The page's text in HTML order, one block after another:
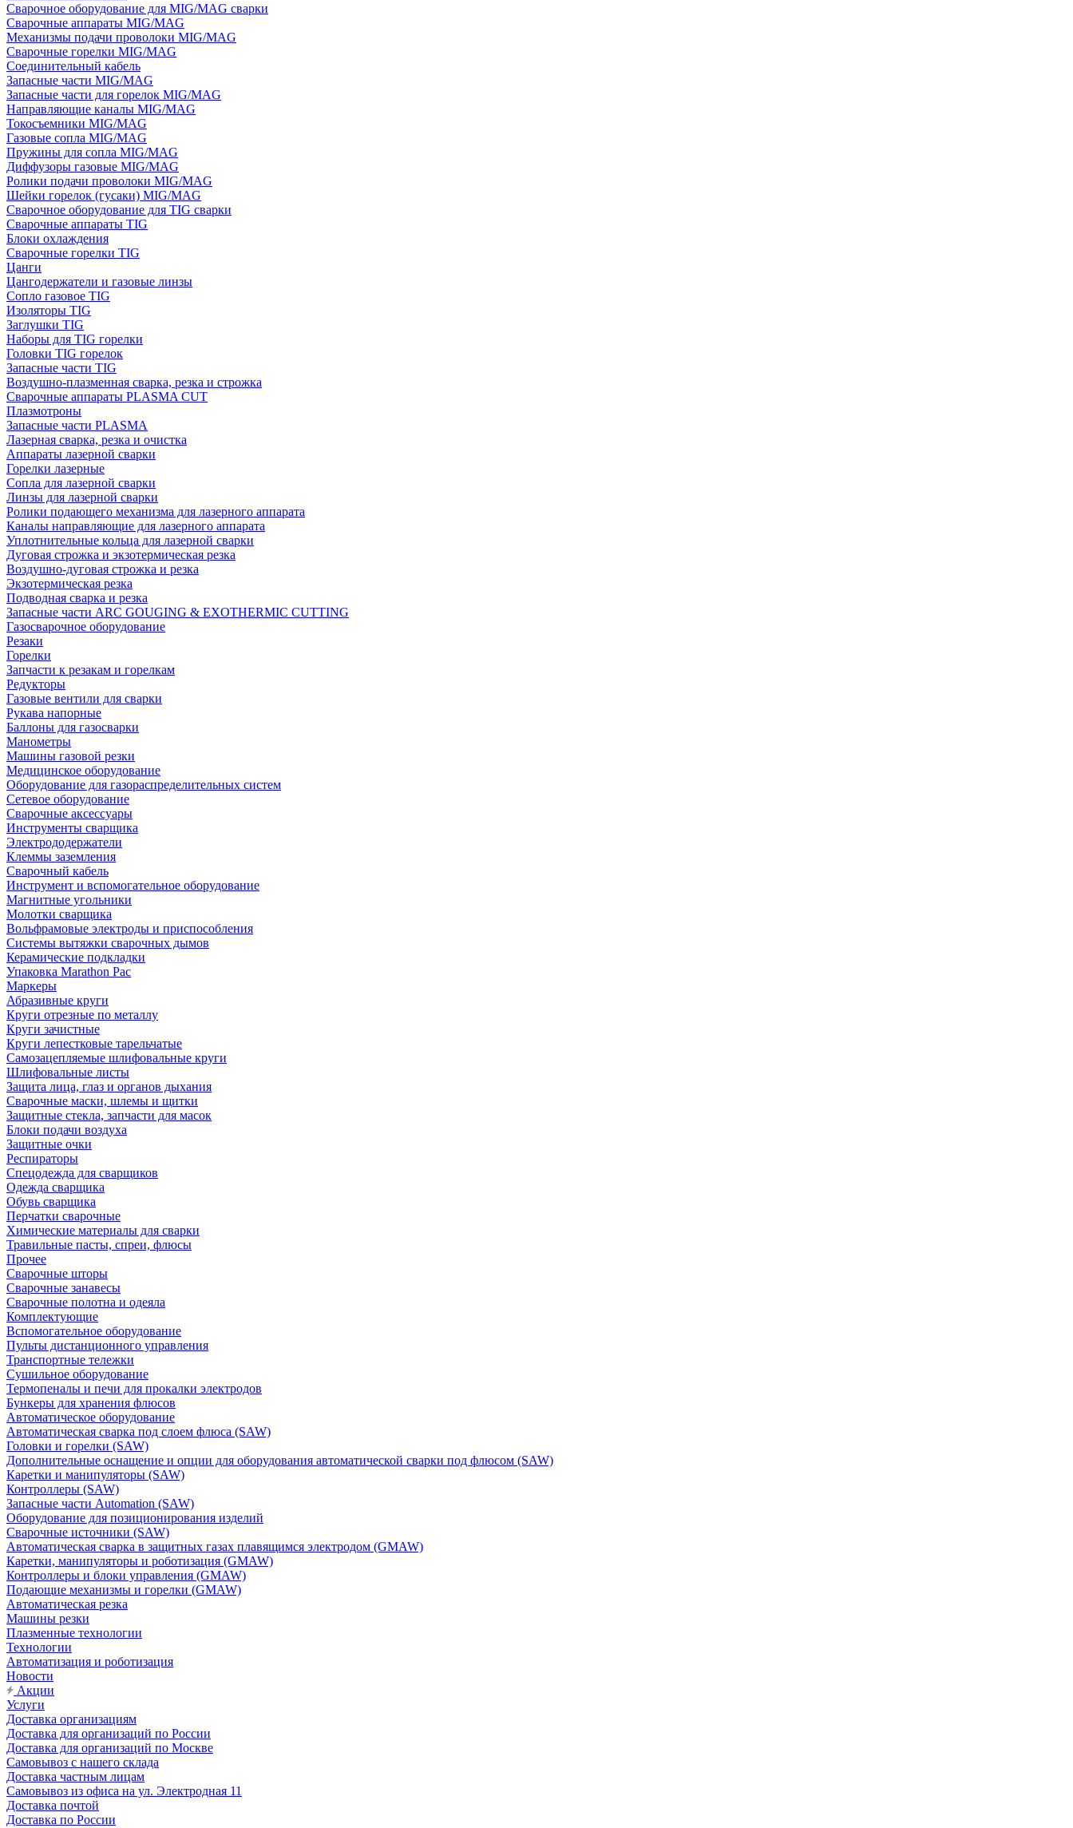
Сварочное оборудование для MIG/MAG сварки
Сварочные аппараты MIG/MAG
Механизмы подачи проволоки MIG/MAG
Сварочные горелки MIG/MAG
Соединительный кабель
Запасные части MIG/MAG
Запасные части для горелок MIG/MAG
Направляющие каналы MIG/MAG
Токосъемники MIG/MAG
Газовые сопла MIG/MAG
Пружины для сопла MIG/MAG
Диффузоры газовые MIG/MAG
Ролики подачи проволоки MIG/MAG
Шейки горелок (гусаки) MIG/MAG
Сварочное оборудование для TIG сварки
Сварочные аппараты TIG
Блоки охлаждения
Сварочные горелки TIG
Цанги
Цангодержатели и газовые линзы
Сопло газовое TIG
Изоляторы TIG
Заглушки TIG
Наборы для TIG горелки
Головки TIG горелок
Запасные части TIG
Воздушно-плазменная сварка, резка и строжка
Сварочные аппараты PLASMA CUT
Плазмотроны
Запасные части PLASMA
Лазерная сварка, резка и очистка
Аппараты лазерной сварки
Горелки лазерные
Сопла для лазерной сварки
Линзы для лазерной сварки
Ролики подающего механизма для лазерного аппарата
Каналы направляющие для лазерного аппарата
Уплотнительные кольца для лазерной сварки
Дуговая строжка и экзотермическая резка
Воздушно-дуговая строжка и резка
Экзотермическая резка
Подводная сварка и резка
Запасные части ARC GOUGING & EXOTHERMIC CUTTING
Газосварочное оборудование
Резаки
Горелки
Запчасти к резакам и горелкам
Редукторы
Газовые вентили для сварки
Рукава напорные
Баллоны для газосварки
Манометры
Машины газовой резки
Медицинское оборудование
Оборудование для газораспределительных систем
Сетевое оборудование
Сварочные аксессуары
Инструменты сварщика
Электрододержатели
Клеммы заземления
Сварочный кабель
Инструмент и вспомогательное оборудование
Магнитные угольники
Молотки сварщика
Вольфрамовые электроды и приспособления
Системы вытяжки сварочных дымов
Керамические подкладки
Упаковка Marathon Pac
Маркеры
Абразивные круги
Круги отрезные по металлу
Круги зачистные
Круги лепестковые тарельчатые
Самозацепляемые шлифовальные круги
Шлифовальные листы
Защита лица, глаз и органов дыхания
Сварочные маски, шлемы и щитки
Защитные стекла, запчасти для масок
Блоки подачи воздуха
Защитные очки
Респираторы
Спецодежда для сварщиков
Одежда сварщика
Обувь сварщика
Перчатки сварочные
Химические материалы для сварки
Травильные пасты, спреи, флюсы
Прочее
Сварочные шторы
Сварочные занавесы
Сварочные полотна и одеяла
Комплектующие
Вспомогательное оборудование
Пульты дистанционного управления
Транспортные тележки
Сушильное оборудование
Термопеналы и печи для прокалки электродов
Бункеры для хранения флюсов
Автоматическое оборудование
Автоматическая сварка под слоем флюса (SAW)
Головки и горелки (SAW)
Дополнительные оснащение и опции для оборудования автоматической сварки под флюсом (SAW)
Каретки и манипуляторы (SAW)
Контроллеры (SAW)
Запасные части Automation (SAW)
Оборудование для позиционирования изделий
Сварочные источники (SAW)
Автоматическая сварка в защитных газах плавящимся электродом (GMAW)
Каретки, манипуляторы и роботизация (GMAW)
Контроллеры и блоки управления (GMAW)
Подающие механизмы и горелки (GMAW)
Автоматическая резка
Машины резки
Плазменные технологии
Технологии
Автоматизация и роботизация
Новости
Акции
Услуги
Доставка организациям
Доставка для организаций по России
Доставка для организаций по Москве
Самовывоз с нашего склада
Доставка частным лицам
Самовывоз из офиса на ул. Электродная 11
Доставка почтой
Доставка по России